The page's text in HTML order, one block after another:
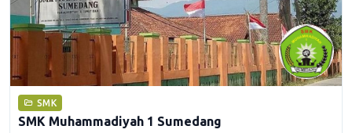
SMK
SMK Muhammadiyah 1 Sumedang